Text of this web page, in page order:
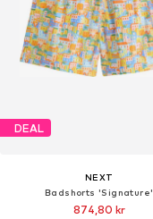
DEAL
NEXT
Badshorts 'Signature'
874,80 kr